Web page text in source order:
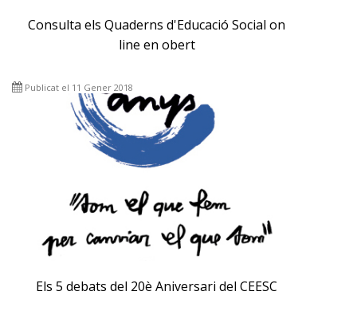
Consulta els Quaderns d'Educació Social on
line en obert
Publicat el 11 Gener 2018
Els 5 debats del 20è Aniversari del CEESC